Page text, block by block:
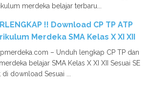
merdeka belajar terbaru...
!! Download CP TP ATP
Merdeka SMA Kelas X XI XII
– Unduh lengkap CP TP dan
belajar SMA Kelas X XI XII Sesuai SE
download Sesuai ...